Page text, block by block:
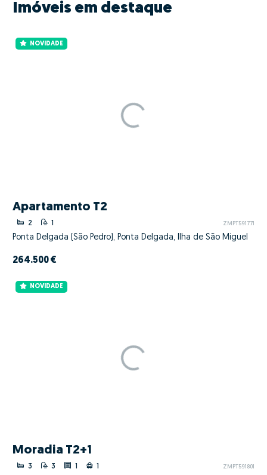
Imóveis em destaque
NOVIDADE
Apartamento T2
2 1 ZMPT591771
Ponta Delgada (São Pedro), Ponta Delgada, Ilha de São Miguel
264.500 €
NOVIDADE
Moradia T2+1
3 3 1 1 ZMPT591801